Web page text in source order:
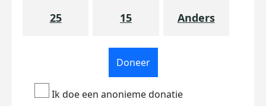
25 15 Anders
Doneer
Ik doe een anonieme donatie